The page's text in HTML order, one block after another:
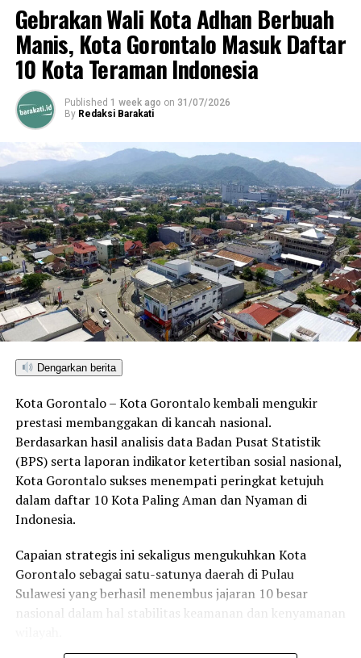
Gebrakan Wali Kota Adhan Berbuah
Manis, Kota Gorontalo Masuk Daftar
10 Kota Teraman Indonesia
Published 1 week ago on 31/07/2026
By Redaksi Barakati
Dengarkan berita
Kota Gorontalo – Kota Gorontalo kembali mengukir
prestasi membanggakan di kancah nasional.
Berdasarkan hasil analisis data Badan Pusat Statistik
(BPS) serta laporan indikator ketertiban sosial nasional,
Kota Gorontalo sukses menempati peringkat ketujuh
dalam daftar 10 Kota Paling Aman dan Nyaman di
Indonesia.
Capaian strategis ini sekaligus mengukuhkan Kota
Gorontalo sebagai satu-satunya daerah di Pulau
Sulawesi yang berhasil menembus jajaran 10 besar
nasional dalam hal stabilitas keamanan dan kenyamanan